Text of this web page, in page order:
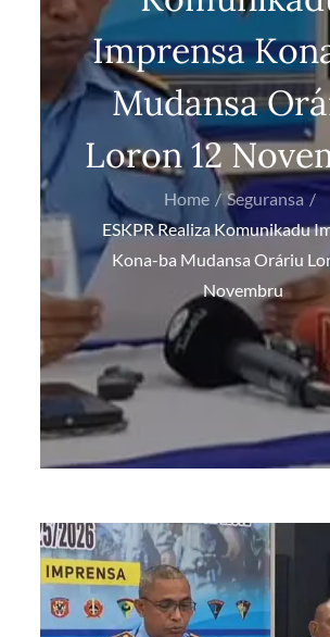
Imprensa
Mudansa
Loron 12
Home
Seguransa
ESKPR Realiza Komunikadu
Kona-ba Mudansa Oráriu
Novembru